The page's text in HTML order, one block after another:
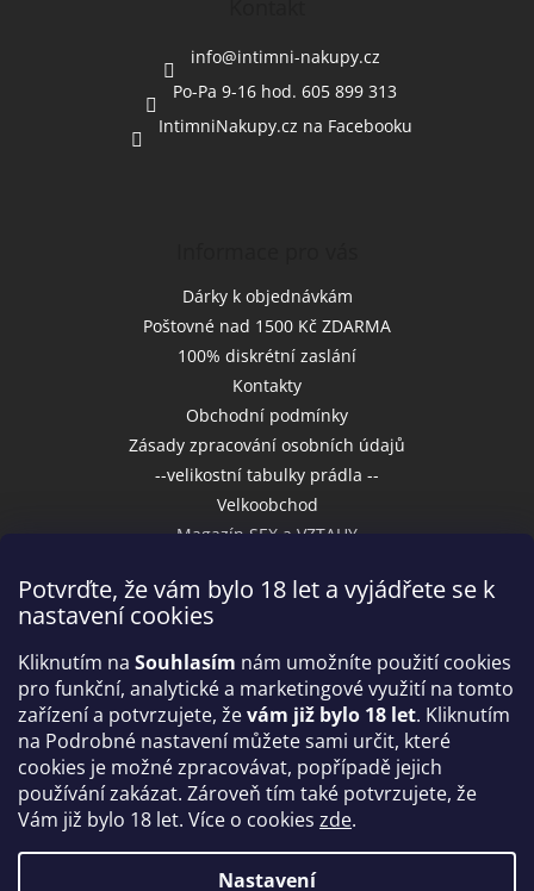
Potvrďte, že vám bylo 18 let a vyjádřete se k
nastavení cookies
Kliknutím na Souhlasím nám umožníte použití cookies
pro funkční, analytické a marketingové využití na tomto
zařízení a potvrzujete, ževám již bylo 18 let. Kliknutím
na Podrobné nastavení můžete sami určit, které
cookies je možné zpracovávat, popřípadě jejich
používání zakázat. Zároveň tím také potvrzujete, že
Vám již bylo 18 let. Více o cookies zde.
Nastavení
info@intimni-nakupy.cz
Po-Pa 9-16 hod. 605 899 313
IntimniNakupy.cz na Facebooku
Dárky k objednávkám
Poštovné nad 1500 Kč ZDARMA
100% diskrétní zaslání
Kontakty
Obchodní podmínky
Zásady zpracování osobních údajů
--velikostní tabulky prádla --
Velkoobchod
Magazín SEX a VZTAHY
Přijímáme online platby